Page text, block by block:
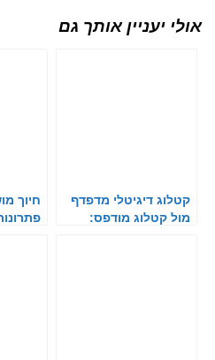
אולי יעניין אותך גם
קטלוג דיגיטלי מדפדף
מול קטלוג מודפס:
חיוך